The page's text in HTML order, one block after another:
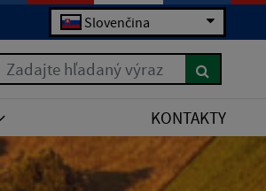
Slovenčina
Zadajte hľadaný výraz
KONTAKTY